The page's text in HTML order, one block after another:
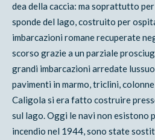
dea della caccia: ma soprattutto
sponde del lago, costruito per
imbarcazioni romane recuperate
scorso grazie a un parziale
grandi imbarcazioni arredate
pavimenti in marmo, triclini,
Caligola si era fatto costruire
sul lago. Oggi le navi non esistono
incendio nel 1944, sono state